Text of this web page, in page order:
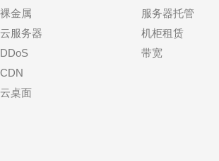
裸金属
云服务器
DDoS
CDN
云桌面
服务器托管
机柜租赁
带宽